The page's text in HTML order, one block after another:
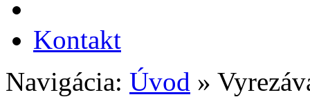
Kontakt
Navigácia: Úvod »